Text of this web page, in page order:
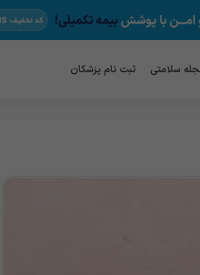
سلامتی ثبت نام پزشکان